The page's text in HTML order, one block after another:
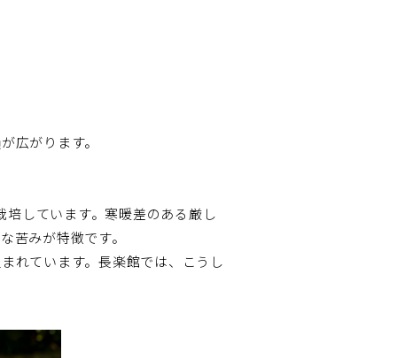
広がります。
培しています。寒暖差のある厳し
苦みが特徴です。
れています。長楽館では、こうし